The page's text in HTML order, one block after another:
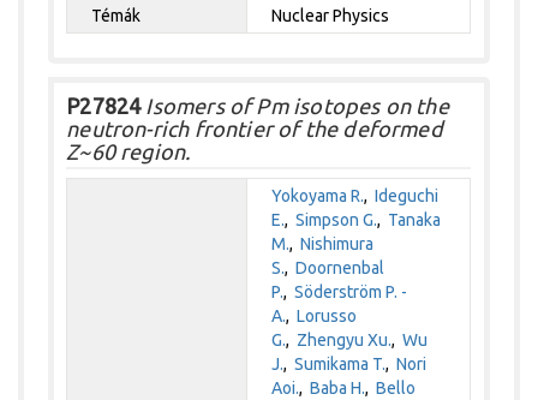
Témák
Nuclear Physics
P27824Isomers of Pm isotopes on the
neutron-rich frontier of the deformed
Z~60 region.
Yokoyama R.,Ideguchi
E.,Simpson G., Tanaka
M.,Nishimura
S.,Doornenbal
P.,Söderström P. -
A.,Lorusso
G., Zhengyu Xu.,Wu
J.,Sumikama T.,Nori
Aoi.,Baba H.,Bello